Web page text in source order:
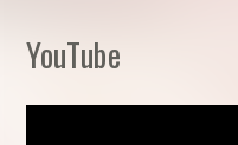
YouTube